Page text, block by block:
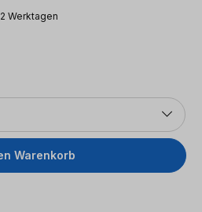
Werktagen
Warenkorb